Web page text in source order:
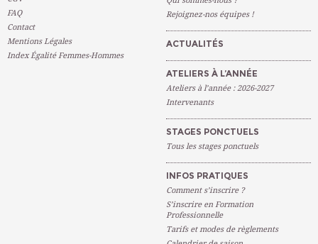
FAQ
Contact
Mentions Légales
Index Égalité Femmes-Hommes
Rejoignez-nos équipes !
ACTUALITÉS
ATELIERS À L’ANNÉE
Ateliers à l’année : 2026-2027
Intervenants
STAGES PONCTUELS
Tous les stages ponctuels
INFOS PRATIQUES
Comment s’inscrire ?
S’inscrire en Formation
Professionnelle
Tarifs et modes de règlements